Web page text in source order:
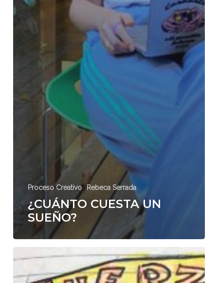
Proceso Creativo Rebeca Serrada
¿CUÁNTO CUESTA UN
SUEÑO?
INSTRUCCIONES
PARA
AVISO